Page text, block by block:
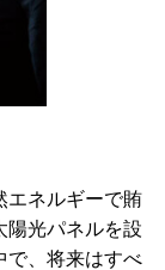
ネルギーで賄
陽光パネルを設
で、将来はすべ